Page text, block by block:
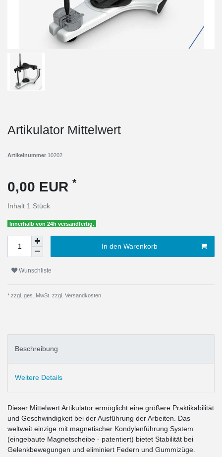
Artikulator Mittelwert
Artikelnummer 10202
0,00 EUR *
Inhalt 1 Stück
Innerhalb von 24h versandfertig.
In den Warenkorb
Wunschliste
* zzgl. ges. MwSt. zzgl. Versandkosten
Beschreibung
Weitere Details
Dieser Mittelwert Artikulator ermöglicht eine größere Praktikabilität
und Geschwindigkeit bei der Ausführung der Arbeiten. Das
weltweit einzige mit magnetischer Kondylenführung System
(eingebaute Magnetscheibe - patentiert) bietet Stabilität bei
Gelenkbewegungen und eliminiert Federn und Gummizüge.